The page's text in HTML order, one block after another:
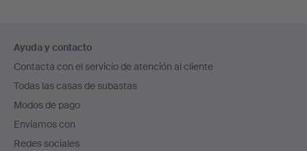
en
el
pie
de
página
Ayuda y contacto
Contacta con el servicio de atención al cliente
Todas las casas de subastas
Modos de pago
Enviamos con
Redes sociales